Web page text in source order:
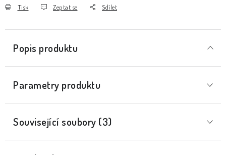
Tisk Zeptat se Sdílet
Popis produktu
Parametry produktu
Související soubory (3)